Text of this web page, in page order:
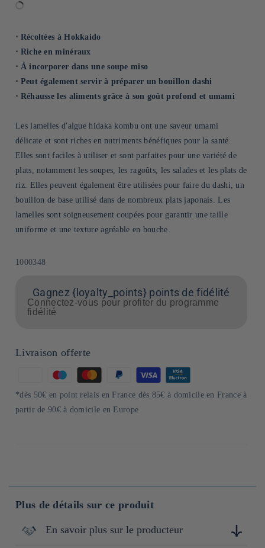
⋅ Récoltées à Hokkaido
⋅ Riche en minéraux
⋅ À incorporer dans une soupe miso
⋅ Peut également servir à préparer un bouillon dashi
⋅ Réhausse les aliments grâce à son goût profond et umami
Les lamelles d'algue hidaka kombu ont une saveur umami
délicate et sont riches en nutriments bénéfiques pour la santé.
Elles sont faciles à utiliser et sont parfaites pour une variété de
plats, notamment les soupes, les ragoûts, les salades et les plats de
riz. Elles peuvent également être utilisées pour faire du dashi, un
bouillon de base utilisé dans de nombreux plats japonais. Les
lamelles sont soigneusement coupées pour garantir une taille
uniforme et une texture agréable en bouche.
SKU:
1000348
Gagnez {loyalty_points} points de fidélité
Connectez-vous pour profiter du programme
fidélité
Livraison offerte
de
paiement
*dès 50€ en point relais en France dès 85€ à domicile en France à
partir de 90€ à domicile en Europe
Plus de détails sur ce produit
En savoir plus sur le producteur